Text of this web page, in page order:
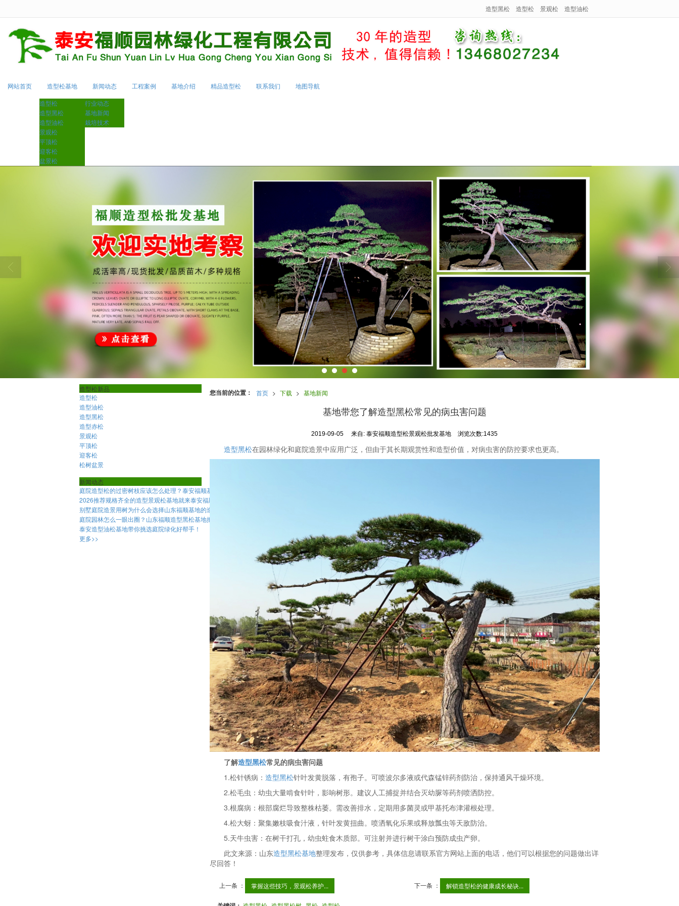
造型黑松 造型松 景观松 造型油松
网站首页
造型松基地
造型松
造型黑松
造型油松
景观松
平顶松
迎客松
盆景松
新闻动态
行业动态
基地新闻
栽培技术
工程案例 基地介绍 精品造型松 联系我们 地图导航
您当前的位置： 首页 > 下载 > 基地新闻
基地带您了解造型黑松常见的病虫害问题
2019-09-05 来自:泰安福顺造型松景观松批发基地 浏览次数:1435
造型黑松在园林绿化和庭院造景中应用广泛，但由于其长期观赏性和造型价值，对病虫害的防控要求也更高。
了解造型黑松常见的病虫害问题
1.松针锈病： 造型黑松针叶发黄脱落，有孢子。可喷波尔多液或代森锰锌药剂防治，保持通风干燥环境。
2.松毛虫：幼虫大量啃食针叶，影响树形。建议人工捕捉并结合灭幼脲等药剂喷洒防控。
3.根腐病：根部腐烂导致整株枯萎。需改善排水，定期用多菌灵或甲基托布津灌根处理。
4.松大蚜：聚集嫩枝吸食汁液，针叶发黄扭曲。喷洒氧化乐果或释放瓢虫等天敌防治。
5.天牛虫害：在树干打孔，幼虫蛀食木质部。可注射并进行树干涂白预防成虫产卵。
此文来源：山东造型黑松基地整理发布，仅供参考，具体信息请联系官方网站上面的电话，他们可以根据您的问题做出详
尽回答！
上一条 ： 掌握这些技巧，景观松养护... 下一条 ： 解锁造型松的健康成长秘诀...
造型松新品
造型松
造型油松
造型黑松
造型赤松
景观松
平顶松
迎客松
松树盆景
新闻动态
庭院造型松的过密树枝应该怎么处理？泰安福顺基地介绍
2026推荐规格齐全的造型景观松基地就来泰安福顺园林
别墅庭院造景用树为什么会选择山东福顺基地的造型松？
庭院园林怎么一眼出圈？山东福顺造型黑松基地把景观气场直接拉满
泰安造型油松基地带你挑选庭院绿化好帮手！
更多>>